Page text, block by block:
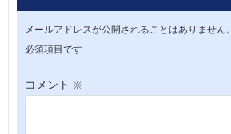
メールアドレスが公開されることはありません。
必須項目です
コメント ※